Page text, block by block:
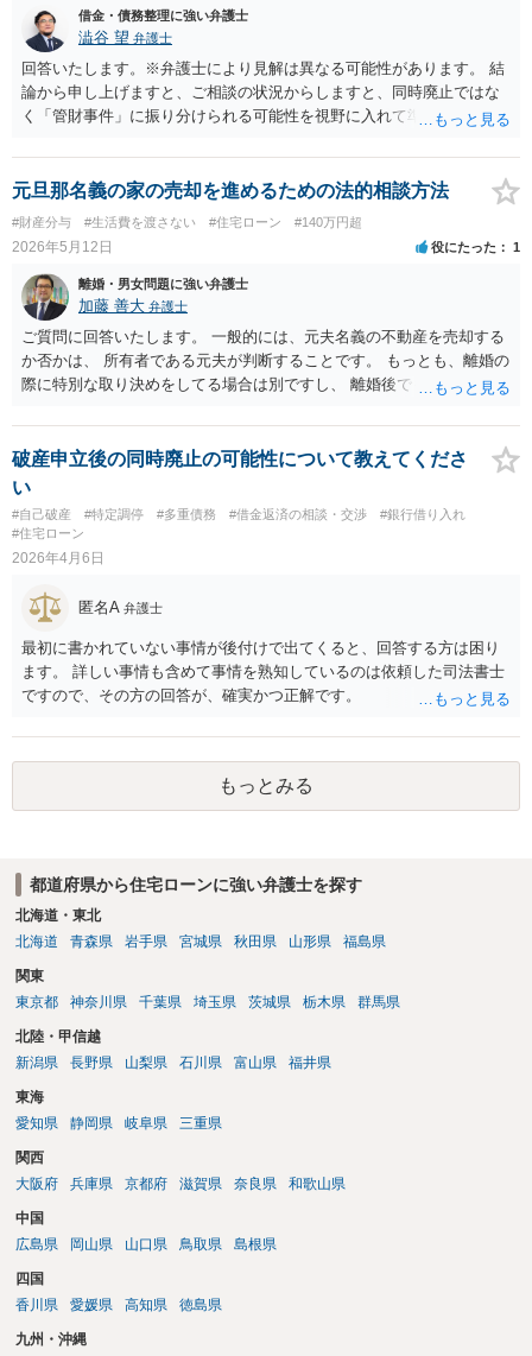
元奥様の生活はご自身で立てていただくより外ありません。但し、今
後の養育費の増額請求等を受ける可能性はあります。貴殿の経済状況
で可能な範囲で養育費を支払うことで、お子様の生活を維持できるよ
う努力されるしか無いと思います。 なお、破産申立代理人は、通常
債権者との対応は行います。その範囲で元奥様との連絡窓口にはなっ
てもらえると思いますが、あくまで破産手続に必要な範囲で、破産手
続の期間中だけになります。また、破産裁判所が選任する破産管財人
が就任して任意売却の手続を進めることになると思いますので、立ち
退きの話は破産管財人と元奥様の間で行われることになると思いま
す。
と思われます。 また、内容証明郵便や解除のメールを送付されている
とのことですが、残念ながら、現在の都市綜研インベストファンド
は、任意の請求や解除通知に対して積極的に対応している状況にはあ
りません。実際、弁護士名で送付した内容証明に対しても何ら回答が
ないケースが少なくありません。そのため、現状では、内容証明やメ
ールのみで返還を受けることは難しく、法的手続を取らなければ実質
的に交渉のテーブルにも乗らないというのが実情です。 ご相談の「み
んなで大家さん43号」については、令和８年７月３１日が償還期限到
来の時期になると思われますので、解除による出資金返還請求をしな
がら、期間満了による償還請求訴訟もにらんだ形で訴訟提起をするこ
とが考えられます。もっとも、現在は都市綜研インベストファンドと
の間で裁判上の和解が成立した案件についても、和解で約束された分
割金の支払いが遅延しているとの報告が複数寄せられています。した
がって、訴訟を提起したとしても必ず回収できるとは申し上げられま
せん。 しかしながら、 ①会社から返答がない ②任意交渉が機能して
いない ③資金繰り上のご事情がある ④償還期限が到来する という現
状を踏まえますと、何もせずに待ち続けるよりは、リスクを承知の上
3号については、「アグレボセンターで何らかの事業が行われていた
か」ではなく、「その事業が巨額の賃料を支払えるだけの実体を持っ
ていたのか。そして賃料はどこから出ていたのか」という点はかなり
の疑念があるところです。
借金・債務整理に強い弁護士
澁谷 望 弁護士
回答いたします。※弁護士により見解は異なる可能性があります。 結
論から申し上げますと、ご相談の状況からしますと、同時廃止ではな
く「管財事件」に振り分けられる可能性を視野に入れて準備を進める
るように半年前に車を売却して手元に残った約95万円の使途（本当に
生活費として適切に使われたか、特定の相手だけに優先して返済して
いないかなど）について、裁判所や管財人による調査が必要と判断さ
れやすいためです。また、残債務も700万円と高いのも理由に挙げられ
ます。 任意売却については、売却価格の相当性が問題になる可能性が
ありますので、もし弁護士に依頼なさっていないようならばご依頼な
さって方針決定なさるのがよいかと思います。
元旦那名義の家の売却を進めるための法的相談方法
#財産分与 #生活費を渡さない #住宅ローン #140万円超
2026年5月12日 役にたった 1
離婚・男女問題に強い弁護士
加藤 善大 弁護士
ご質問に回答いたします。 一般的には、元夫名義の不動産を売却する
か否かは、 所有者である元夫が判断することです。 もっとも、離婚の
際に特別な取り決めをしてる場合は別ですし、 離婚後でも、２年以内
ことができ、 その中で、売却を求めることができる場合もあります。
ご質問に対する回答は以上ですが、可能であれば、ご依頼になるかは
別にして、お近くの弁護士に直接相談されて、ご自身の状況で、元夫
めることをおすすめいたします。 （初回相談料無料で対応している弁
護士がいるとおもいますので、探してみてください。） ご参考にして
破産申立後の同時廃止の可能性について教えてくださ
い
#自己破産 #特定調停 #多重債務 #借金返済の相談・交渉
#銀行借り入れ
#住宅ローン
2026年4月6日
匿名A 弁護士
最初に書かれていない事情が後付けで出てくると、回答する方は困り
ます。 詳しい事情も含めて事情を熟知しているのは依頼した司法書士
ですので、その方の回答が、確実かつ正解です。
もっとみる
都道府県から住宅ローンに強い弁護士を探す
北海道・東北
北海道
青森県 岩手県 宮城県 秋田県 山形県 福島県
関東
東京都
神奈川県 千葉県 埼玉県 茨城県 栃木県 群馬県
北陸・甲信越
新潟県
長野県 山梨県 石川県 富山県 福井県
東海
愛知県
静岡県 岐阜県 三重県
関西
大阪府
兵庫県 京都府 滋賀県 奈良県 和歌山県
中国
広島県
岡山県 山口県 鳥取県 島根県
四国
香川県
愛媛県 高知県 徳島県
九州・沖縄